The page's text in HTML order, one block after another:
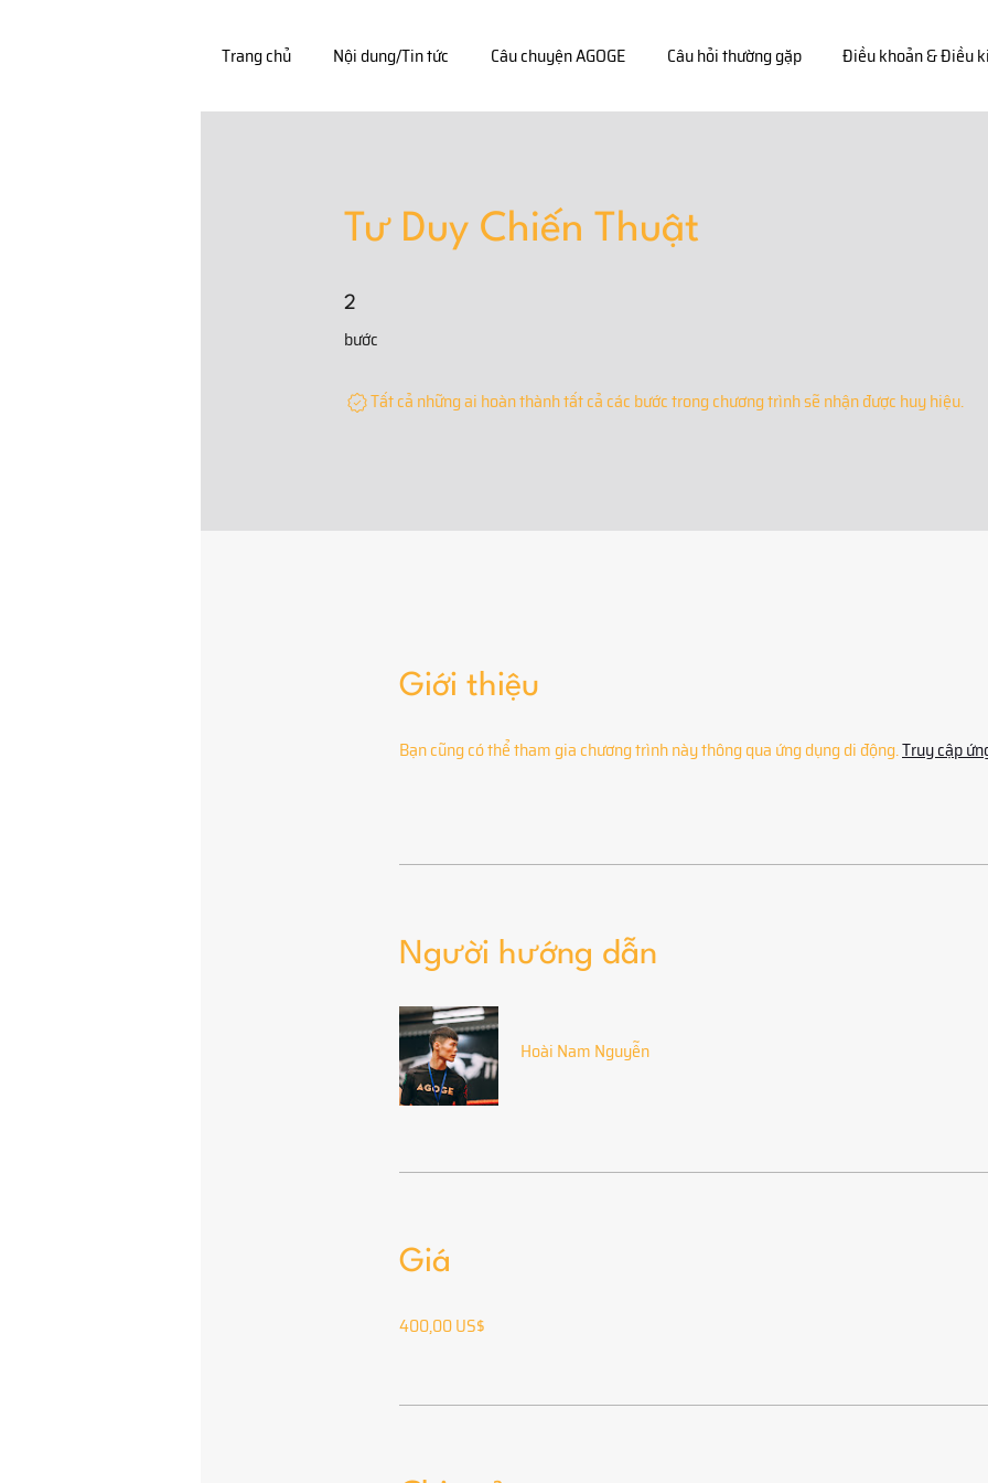
Trang chủ Nội dung/Tin tức Câu chuyện AGOGE Câu hỏi thường gặp Điều khoản & Điều
Tư Duy Chiến Thuật
2
bước
2 bước
Tất cả những ai hoàn thành tất cả các bước trong chương trình sẽ nhận được huy hiệu.
Giới thiệu
Bạn cũng có thể tham gia chương trình này thông qua ứng dụng di động.Truy cập
Người hướng dẫn
Hoài Nam Nguyễn
Giá
400,00 US$